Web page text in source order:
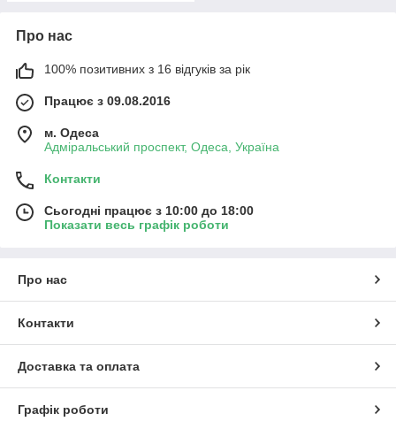
Про нас
100% позитивних з 16 відгуків за рік
Працює з 09.08.2016
м. Одеса
Адміральський проспект, Одеса, Україна
Контакти
Сьогодні працює з 10:00 до 18:00
Показати весь графік роботи
Про нас
Контакти
Доставка та оплата
Графік роботи